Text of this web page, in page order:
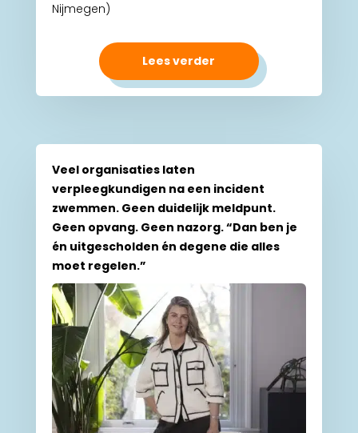
Nijmegen)
Lees verder
Veel organisaties laten
verpleegkundigen na een incident
zwemmen. Geen duidelijk meldpunt.
Geen opvang. Geen nazorg. “Dan ben je
én uitgescholden én degene die alles
moet regelen.”